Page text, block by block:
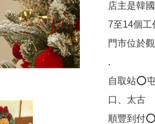
店主是韓
7至14個工
門市位於
.
自取站⭕
口、太古
順豐到付⭕